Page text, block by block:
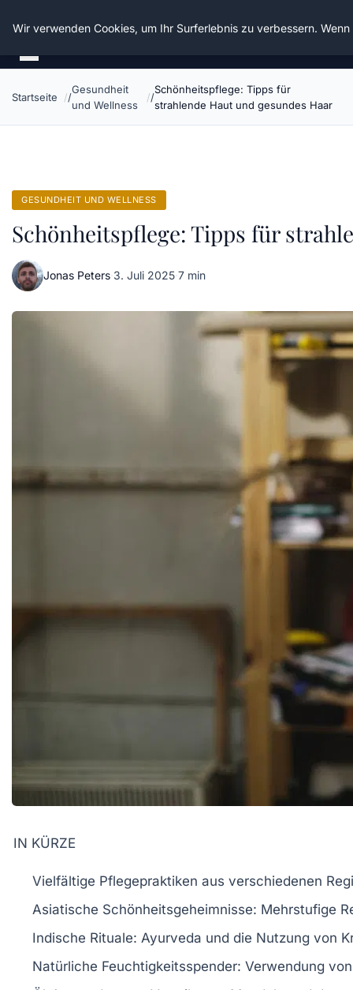
Die Schnitter
Startseite
Gesundheit
und Wellness
Schönheitspflege: Tipps für
strahlende Haut und gesundes Haar
GESUNDHEIT UND WELLNESS
Schönheitspflege: Tipps für
Jonas Peters·3. Juli 2025·7 min
IN KÜRZE
Vielfältige Pflegepraktiken aus verschiedenen
Asiatische Schönheitsgeheimnisse: Mehrstufige
Indische Rituale: Ayurveda und die Nutzung von
Natürliche Feuchtigkeitsspender: Verwendung
Wir verwenden Cookies, um Ihr Surferlebnis zu verbessern.